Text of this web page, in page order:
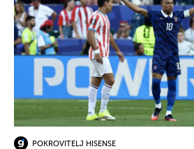
POKROVITELJ HISENSE